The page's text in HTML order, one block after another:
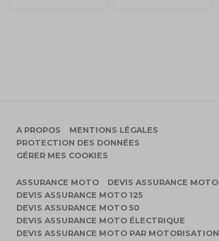
A PROPOS
MENTIONS LÉGALES
PROTECTION DES DONNÉES
GÉRER MES COOKIES
ASSURANCE MOTO
DEVIS ASSURANCE MOTO
DEVIS ASSURANCE MOTO 125
DEVIS ASSURANCE MOTO 50
DEVIS ASSURANCE MOTO ÉLECTRIQUE
DEVIS ASSURANCE MOTO PAR MOTORISATION